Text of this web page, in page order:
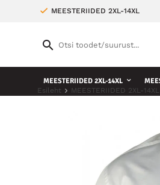
MEESTERIIDED 2XL-14XL
MEESTERIIDED 2XL-14XL
Esileht MEESTERIIDED 2XL-14XL